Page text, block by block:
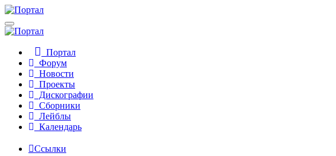
Портал
Форум
Новости
Проекты
Дискографии
Сборники
Лейблы
Календарь
Ссылки